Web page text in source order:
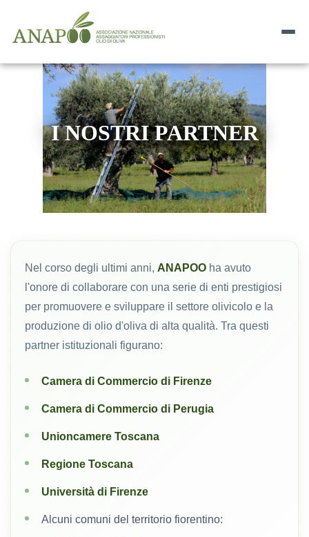
I NOSTRI PARTNER
Nel corso degli ultimi anni, ANAPOO ha avuto
l'onore di collaborare con una serie di enti prestigiosi
per promuovere e sviluppare il settore olivicolo e la
produzione di olio d'oliva di alta qualità. Tra questi
partner istituzionali figurano:
Camera di Commercio di Firenze
Camera di Commercio di Perugia
Unioncamere Toscana
Regione Toscana
Università di Firenze
Alcuni comuni del territorio fiorentino: